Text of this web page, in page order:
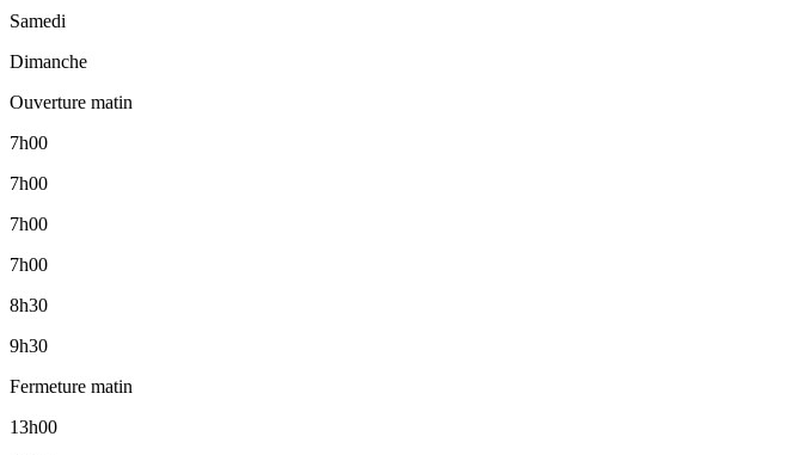
Samedi
Dimanche
Ouverture matin
7h00
7h00
7h00
7h00
8h30
9h30
Fermeture matin
13h00